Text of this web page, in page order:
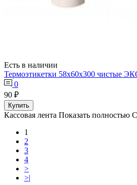
Есть в наличии
Термоэтикетки 58х60х300 чистые
0
90 ₽
Купить
Кассовая лента Показать полностью
1
2
3
4
>
>|